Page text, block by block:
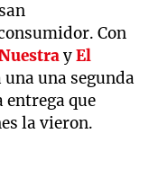
Con
yEl
una una segunda
que
la vieron.